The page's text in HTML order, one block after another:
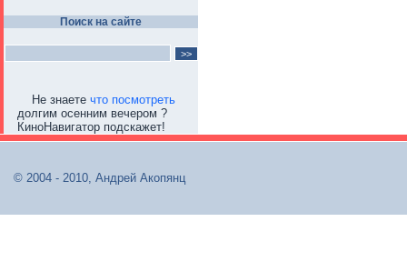
Поиск на сайте
Не знаете что посмотреть
долгим осенним вечером ?
КиноНавигатор подскажет!
© 2004 - 2010, Андрей Акопянц